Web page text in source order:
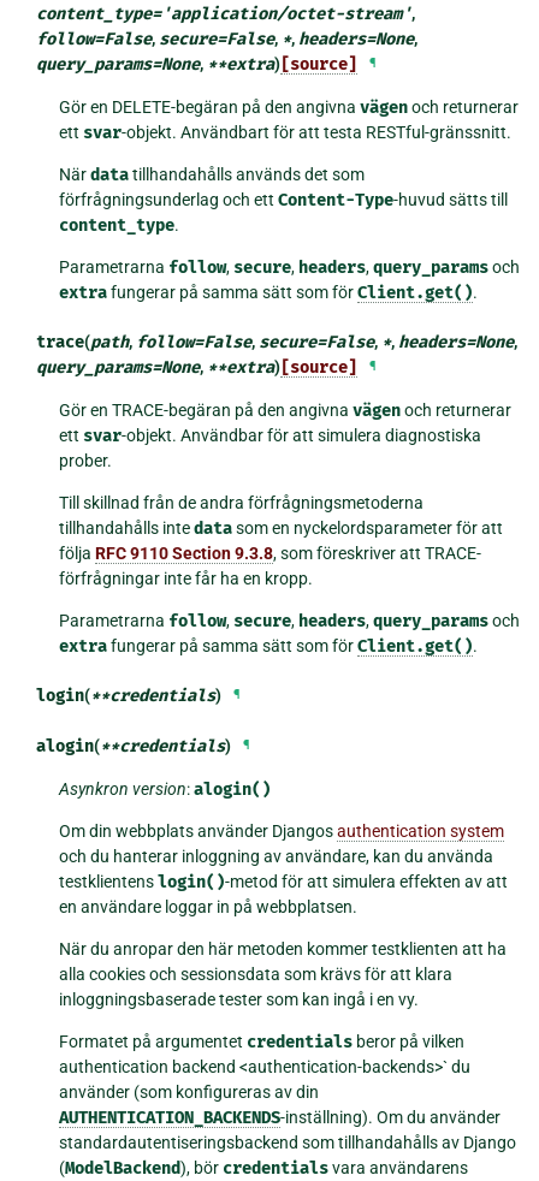
content_type='application/octet-stream',
follow=False, secure=False, *, headers=None,
query_params=None, **extra)[source] ¶
Gör en DELETE-begäran på den angivnavägenoch returnerar
ett svar-objekt. Användbart för att testa RESTful-gränssnitt.
Närdatatillhandahålls används det som
förfrågningsunderlag och ettContent-Type-huvud sätts till
content_type.
Parametrarna follow, secure, headers,query_paramsoch
extrafungerar på samma sätt som förClient.get().
trace(path, follow=False, secure=False, *, headers=None,
query_params=None, **extra)[source] ¶
Gör en TRACE-begäran på den angivnavägenoch returnerar
ett svar-objekt. Användbar för att simulera diagnostiska
prober.
Till skillnad från de andra förfrågningsmetoderna
tillhandahålls intedatasom en nyckelordsparameter för att
följaRFC 9110 Section 9.3.8, som föreskriver att TRACE-
förfrågningar inte får ha en kropp.
Parametrarna follow, secure, headers,query_paramsoch
extrafungerar på samma sätt som förClient.get().
login(**credentials) ¶
alogin(**credentials) ¶
Asynkron version:alogin()
Om din webbplats använder Djangosauthentication system
och du hanterar inloggning av användare, kan du använda
testklientenslogin()-metod för att simulera effekten av att
en användare loggar in på webbplatsen.
När du anropar den här metoden kommer testklienten att ha
alla cookies och sessionsdata som krävs för att klara
inloggningsbaserade tester som kan ingå i en vy.
Formatet på argumentet credentials beror på vilken
authentication backend <authentication-backends>` du
använder (som konfigureras av din
AUTHENTICATION_BACKENDS-inställning). Om du använder
standardautentiseringsbackend som tillhandahålls av Django
(ModelBackend), bör credentialsvara användarens